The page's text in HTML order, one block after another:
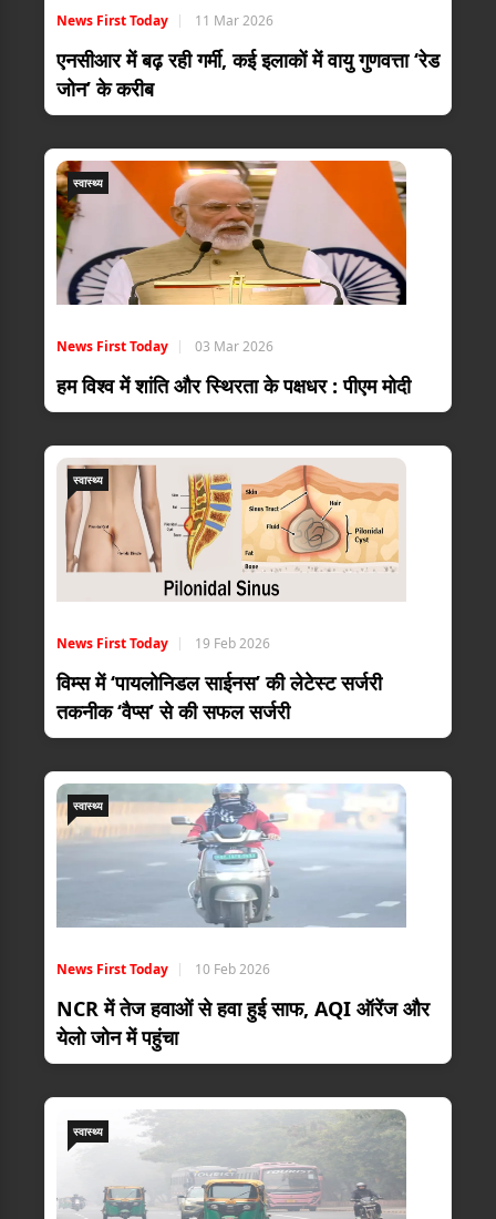
News First Today 11 Mar 2026
एनसीआर में बढ़ रही गर्मी, कई इलाकों में वायु गुणवत्ता ‘रेड
जोन’ के करीब
स्वास्थ्य
News First Today 03 Mar 2026
हम विश्व में शांति और स्थिरता के पक्षधर : पीएम मोदी
स्वास्थ्य
News First Today 19 Feb 2026
विम्स में ‘पायलोनिडल साईनस’ की लेटेस्ट सर्जरी
तकनीक ‘वैप्स’ से की सफल सर्जरी
स्वास्थ्य
News First Today 10 Feb 2026
NCR में तेज हवाओं से हवा हुई साफ, AQI ऑरेंज और
येलो जोन में पहुंचा
स्वास्थ्य